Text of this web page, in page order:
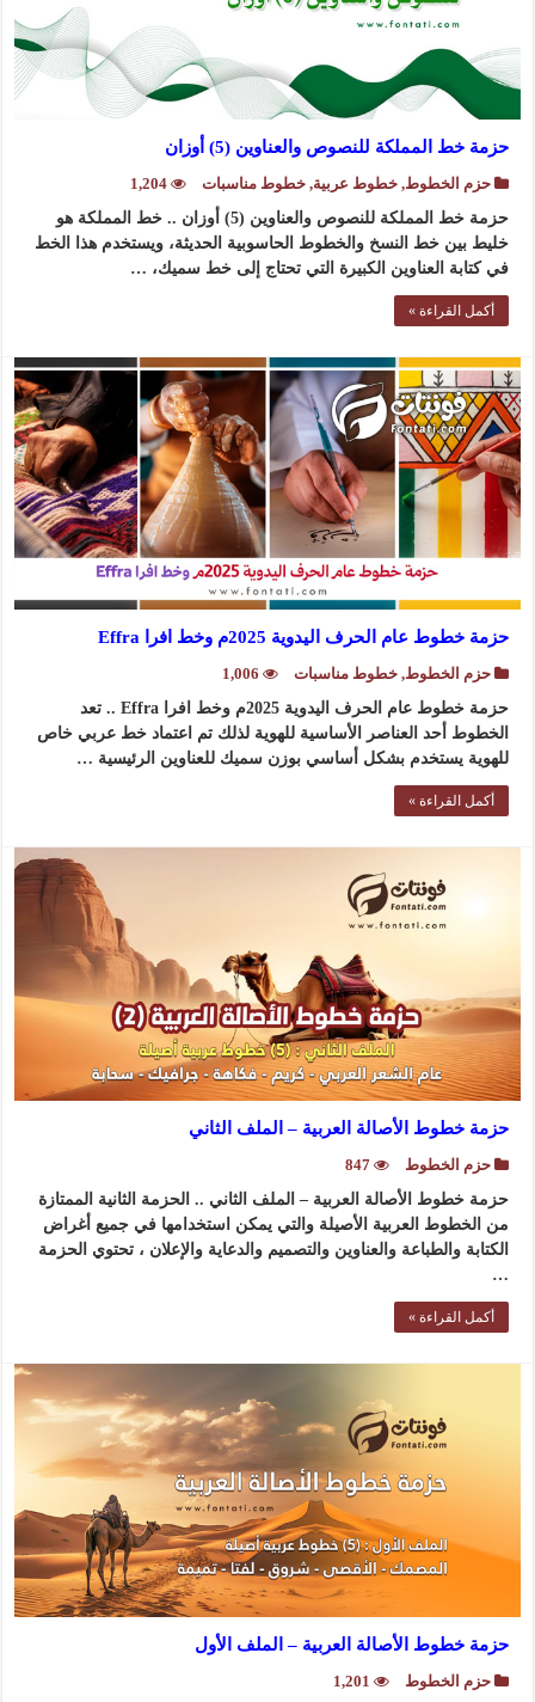
حزمة خط المملكة للنصوص والعناوين (5) أوزان
حزم الخطوط,خطوط عربية,خطوط مناسبات
1,204
حزمة خط المملكة للنصوص والعناوين (5) أوزان .. خط المملكة هو
خليط بين خط النسخ والخطوط الحاسوبية الحديثة، ويستخدم هذا الخط
في كتابة العناوين الكبيرة التي تحتاج إلى خط سميك، …
أكمل القراءة »
حزمة خطوط عام الحرف اليدوية 2025م وخط افرا Effra
حزم الخطوط,خطوط مناسبات
1,006
حزمة خطوط عام الحرف اليدوية 2025م وخط افرا Effra .. تعد
الخطوط أحد العناصر الأساسية للهوية لذلك تم اعتماد خط عربي خاص
للهوية يستخدم بشكل أساسي بوزن سميك للعناوين الرئيسية …
أكمل القراءة »
حزمة خطوط الأصالة العربية – الملف الثاني
حزم الخطوط
847
حزمة خطوط الأصالة العربية – الملف الثاني .. الحزمة الثانية الممتازة
من الخطوط العربية الأصيلة والتي يمكن استخدامها في جميع أغراض
الكتابة والطباعة والعناوين والتصميم والدعاية والإعلان ، تحتوي الحزمة
…
أكمل القراءة »
حزمة خطوط الأصالة العربية – الملف الأول
حزم الخطوط 1,201